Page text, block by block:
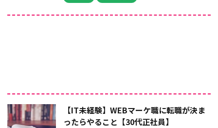
【IT未経験】WEBマーケ職に転職が決ま
ったらやること【30代正社員】